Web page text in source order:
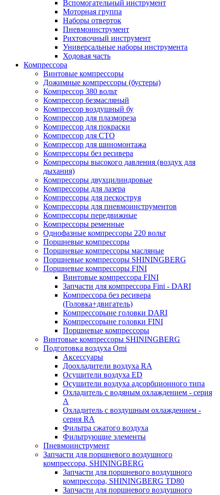
Вспомогательный инструмент
Моторная группа
Наборы отверток
Пневмоинструмент
Рихтовочный инструмент
Универсальные наборы инструмента
Ходовая часть
Компрессора
Винтовые компрессоры
Дожимные компрессоры (бустеры)
Компрессор 380 вольт
Компрессор безмасляный
Компрессор воздушный бу
Компрессор для плазмореза
Компрессор для покраски
Компрессор для СТО
Компрессор для шиномонтажа
Компрессоры без ресивера
Компрессоры высокого давления (воздух для
дыхания)
Компрессоры двухцилиндровые
Компрессоры для лазера
Компрессоры для пескоструя
Компрессоры для пневмоинструментов
Компрессоры передвижные
Компрессоры ременные
Однофазные компрессоры 220 вольт
Поршневые компрессоры
Поршневые компрессоры масляные
Поршневые компрессоры SHININGBERG
Поршневые компрессоры FINI
Винтовые компрессора FINI
Запчасти для компрессора Fini - DARI
Компрессора без ресивера
(Головка+двигатель)
Компрессорыне головки DARI
Компрессорыне головки FINI
Поршневые компрессоры
Винтовые компрессоры SHININGBERG
Подготовка воздуха Omi
Аксессуары
Доохладители воздуха RA
Осушители воздуха ED
Осушители воздуха адсорбционного типа
Охладитель с водяным охлаждением - серия
A
Охладитель с воздушным охлаждением -
серия RA
Фильтра сжатого воздуха
Фильтрующие элементы
Пневмоинструмент
Запчасти для поршневого воздушного
компрессора, SHININGBERG
Запчасти для поршневого воздушного
компрессора, SHININGBERG TD80
Запчасти для поршневого воздушного